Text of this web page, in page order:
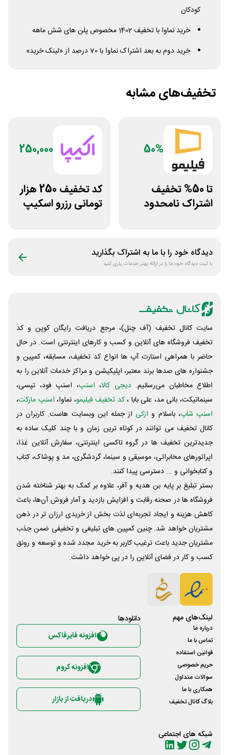
کودکان
خرید نماوا با تخفیف 1402 مخصوص پلن های شش ماهه
خرید دوم به بعد اشتراک نماوا با 70 درصد از «لینک خرید»
تخفیف‌های مشابه
50%
تا 50% تخفیف
اشتراک نامحدود
250,000
کد تخفیف 250 هزار
تومانی رزرو اسکیپ
دیدگاه خود را با ما به اشتراک بگذارید
با ثبت دیدگاه خود ما را در ارائه بهتر خدمات یاری کنید
سایت کانال تخفیف (آف چنل)، مرجع دریافت رایگان کوپن و کد
تخفیف فروشگاه های آنلاین و کسب و‌ کارهای اینترنتی است. در حال
حاضر با همراهی استارت آپ ها انواع کد تخفیف، مسابقه، کمپین و
جشنواره های صدها برند معتبر، اپلیکیشن و مراکز خدمات آنلاین را به
اطلاع مخاطبان می‌رسانیم. دیجی کالا، اسنپ، اسنپ فود، تپسی،
سینماتیکت، بانی مد، علی‌ بابا ،کد تخفیف فیلیمو، نماوا، اسنپ مارکت،
اسنپ شاپ، باسلام و ازکی از جمله این وبسایت ‌هاست. کاربران در
کانال تخفیف می توانند در کوتاه ترین زمان و با چند کلیک ساده به
جدیدترین تخفیف ها در گروه تاکسی اینترنتی، سفارش آنلاین غذا،
اپراتورهای مخابراتی، موسیقی و سینما، گردشگری، مد و پوشاک، کتاب
و کتابخوانی و ... دسترسی پیدا کنند.
بستر تبلیغ بر پایه بن هدیه و آفر، علاوه بر کمک به بهتر شناخته شدن
فروشگاه ها در صحنه رقابت و افزایش بازدید و آمار فروش آن‌ها، باعث
کاهش هزینه و ایجاد تجربه‌ای لذت بخش از خریدی ارزان تر در ذهن
مشتریان خواهد شد. چنین کمپین های تبلیغی و تخفیفی ضمن جذب
مشتریان جدید باعث ترغیب کاربر به خرید مجدد شده و توسعه و رونق
کسب و کار در فضای آنلاین را در پی خواهد داشت.
لینک‌های مهم
درباره ما
تماس با ما
قوانین استفاده
حریم خصوصی
سوالات متداول
همکاری با ما
بلاگ کانال تخفیف
شبکه های اجتماعی
دانلود‌ها
افزونه فایرفاکس
افزونه کروم
دریافت از بازار